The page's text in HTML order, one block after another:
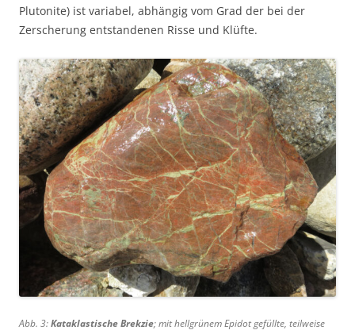
Plutonite) ist variabel, abhängig vom Grad der bei der
Zerscherung entstandenen Risse und Klüfte.
Abb. 3:Kataklastische Brekzie; mit hellgrünem Epidot gefüllte, teilweise